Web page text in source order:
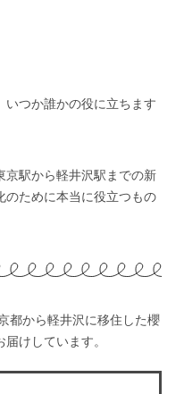
いつか誰かの役に立ちます
京駅から軽井沢駅までの新
のために本当に役立つもの
都から軽井沢に移住した櫻
けしています。